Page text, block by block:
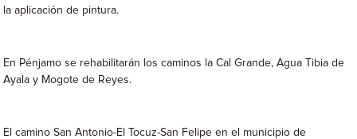
la aplicación de pintura.
En Pénjamo se rehabilitarán los caminos la Cal Grande, Agua Tibia de
Ayala y Mogote de Reyes.
El camino San Antonio-El Tocuz-San Felipe en el municipio de